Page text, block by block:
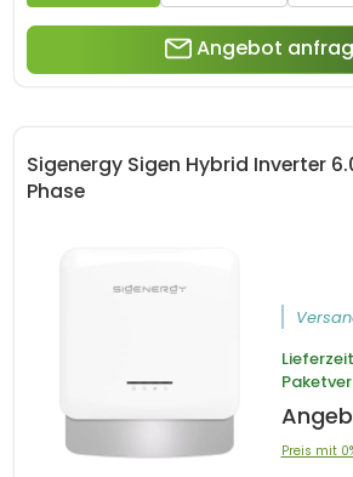
Angebot
Sigenergy Sigen Hybrid Inverter
Phase
Lieferzeit
Preis mit